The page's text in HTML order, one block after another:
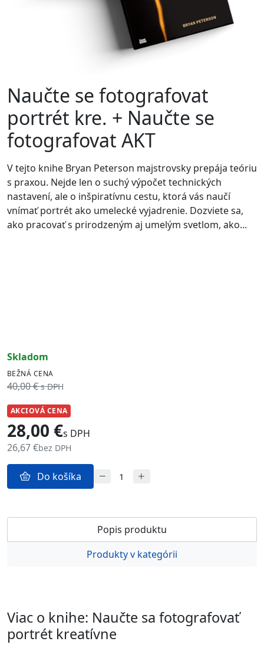
Naučte se fotografovat
portrét kre. + Naučte se
fotografovat AKT
V tejto knihe Bryan Peterson majstrovsky prepája teóriu
s praxou. Nejde len o suchý výpočet technických
nastavení, ale o inšpiratívnu cestu, ktorá vás naučí
vnímať portrét ako umelecké vyjadrenie. Dozviete sa,
ako pracovať s prirodzeným aj umelým svetlom, ako...
skladom
BEŽNÁ CENA
40,00 € s DPH
AKCIOVÁ CENA
28,00 €s DPH
26,67 €bez DPH
Do košíka
Popis produktu
Produkty v kategórii
Viac o knihe: Naučte sa fotografovať
portrét kreatívne